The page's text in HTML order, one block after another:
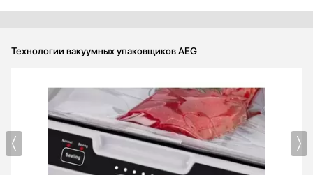
Технологии вакуумных упаковщиков AEG